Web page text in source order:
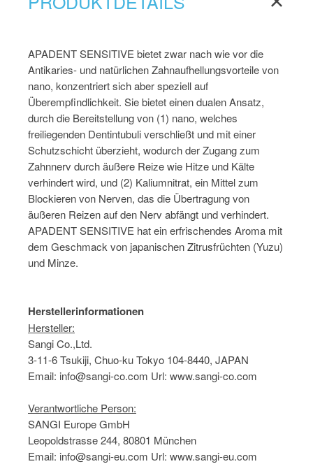
APADENT SENSITIVE bietet zwar nach wie vor die
Antikaries- und natürlichen Zahnaufhellungsvorteile von
nano, konzentriert sich aber speziell auf
Überempfindlichkeit. Sie bietet einen dualen Ansatz,
durch die Bereitstellung von (1) nano, welches
freiliegenden Dentintubuli verschließt und mit einer
Schutzschicht überzieht, wodurch der Zugang zum
Zahnnerv durch äußere Reize wie Hitze und Kälte
verhindert wird, und (2) Kaliumnitrat, ein Mittel zum
Blockieren von Nerven, das die Übertragung von
äußeren Reizen auf den Nerv abfängt und verhindert.
APADENT SENSITIVE hat ein erfrischendes Aroma mit
dem Geschmack von japanischen Zitrusfrüchten (Yuzu)
und Minze.
Herstellerinformationen
Hersteller:
Sangi Co.,Ltd.
3-11-6 Tsukiji, Chuo-ku Tokyo 104-8440, JAPAN
Email: info@sangi-co.com Url: www.sangi-co.com
Verantwortliche Person:
SANGI Europe GmbH
Leopoldstrasse 244, 80801 München
Email: info@sangi-eu.com Url: www.sangi-eu.com